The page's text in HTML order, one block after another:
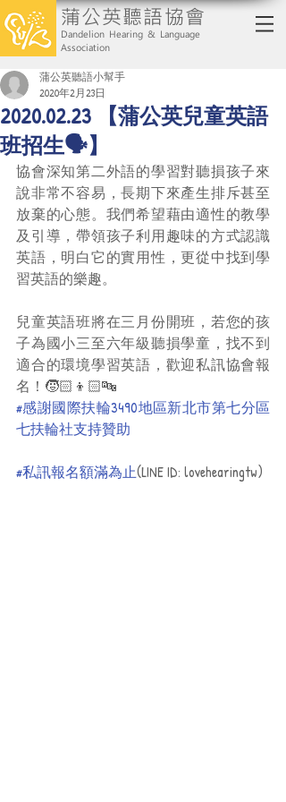
蒲公英聽語協會
Dandelion Hearing & Language
Association
2020.02.23 【蒲公英兒童英語
班招生🗣】
蒲公英聽語小幫手
2020年2月23日
協會深知第二外語的學習對聽損孩子來
說非常不容易，長期下來產生排斥甚至
放棄的心態。我們希望藉由適性的教學
及引導，帶領孩子利用趣味的方式認識
英語，明白它的實用性，更從中找到學
習英語的樂趣。
兒童英語班將在三月份開班，若您的孩
子為國小三至六年級聽損學童，找不到
適合的環境學習英語，歡迎私訊協會報
名！🧒🏻👦🏻🔤
#感謝國際扶輪3490地區新北市第七分區
七扶輪社支持贊助
#私訊報名額滿為止(LINE ID: lovehearingtw)